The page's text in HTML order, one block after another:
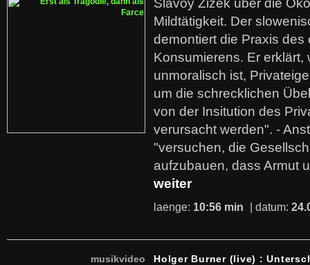
Slavoy Zizek über die
Mildtätigkeit. Der
demontiert die Praxis des
Konsumierens. Er erklärt,
unmoralisch ist,
um die schrecklichen
von der Insitution des
verursacht werden". -
"versuchen, die
aufzubauen, dass Armut
weiter
laenge: 10:56 min | datum:
musikvideo Holger Burner (live) :